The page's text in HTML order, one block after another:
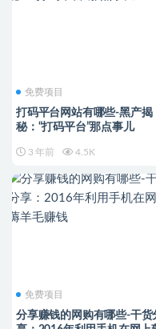
免费项目
打码平台网站有哪些-黑产揭
秘：“打码平台”那点事儿
3 年前 4.5K
免费项目
分享赚钱的网购有哪些-干货